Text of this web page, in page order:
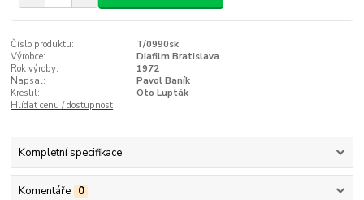
Číslo produktu:
T/0990sk
Výrobce:
Diafilm Bratislava
Rok výroby:
1972
Napsal:
Pavol Baník
Kreslil:
Oto Lupták
Hlídat cenu / dostupnost
Kompletní specifikace
Komentáře 0